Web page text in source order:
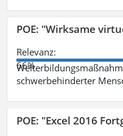
POE: "Wirksame
Relevanz:
66%
schwerbehinderter
POE: "Excel 2016